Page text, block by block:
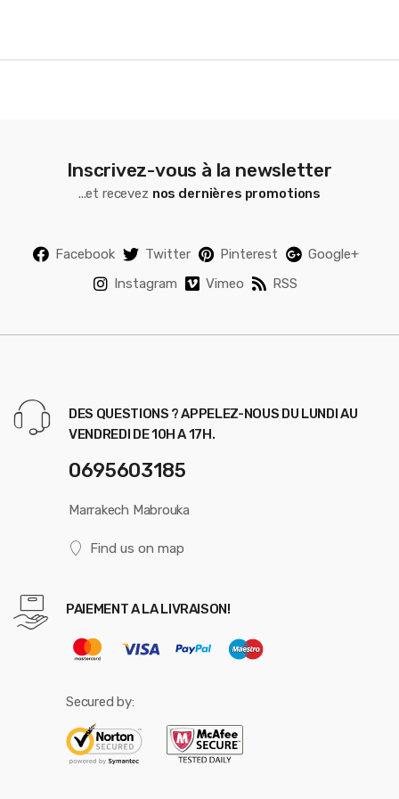
Inscrivez-vous à la newsletter
...et recevez nos dernières promotions
Facebook Twitter Pinterest
Google+
Instagram
Vimeo RSS
DES QUESTIONS ? APPELEZ-NOUS DU LUNDI AU
VENDREDI DE 10H A 17H.
0695603185
Marrakech Mabrouka
Find us on map
PAIEMENT A LA LIVRAISON!
Secured by: